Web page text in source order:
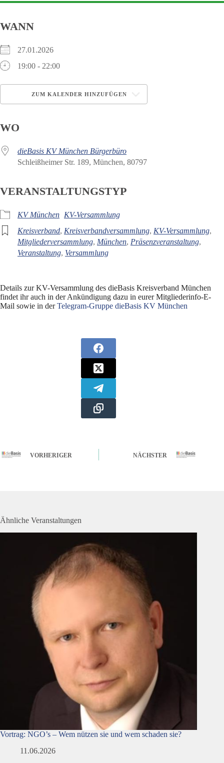
WANN
27.01.2026
19:00 - 22:00
ZUM KALENDER HINZUFÜGEN
WO
dieBasis KV München Bürgerbüro
Schleißheimer Str. 189, München, 80797
VERANSTALTUNGSTYP
KV München KV-Versammlung
Kreisverband, Kreisverbandversammlung, KV-Versammlung,
Mitgliederversammlung, München, Präsenzveranstaltung,
Veranstaltung, Versammlung
Details zur KV-Versammlung des dieBasis Kreisverband München
findet ihr auch in der Ankündigung dazu in eurer Mitgliederinfo-E-
Mail sowie in derTelegram-Gruppe dieBasis KV München
VORHERIGER NÄCHSTER
Ähnliche Veranstaltungen
Vortrag: NGO’s – Wem nützen sie und wem schaden sie?
11.06.2026